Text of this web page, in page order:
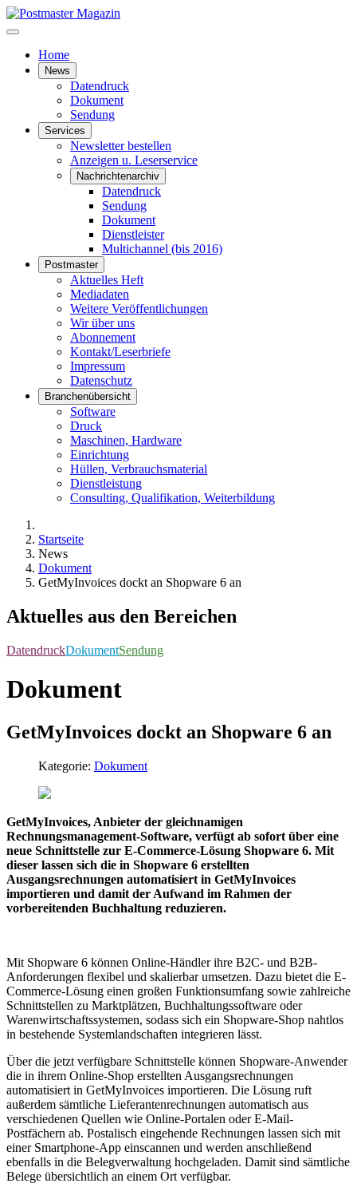
Home
News
Datendruck
Dokument
Sendung
Services
Newsletter bestellen
Anzeigen u. Leserservice
Nachrichtenarchiv
Datendruck
Sendung
Dokument
Dienstleister
Multichannel (bis 2016)
Postmaster
Aktuelles Heft
Mediadaten
Weitere Veröffentlichungen
Wir über uns
Abonnement
Kontakt/Leserbriefe
Impressum
Datenschutz
Branchenübersicht
Software
Druck
Maschinen, Hardware
Einrichtung
Hüllen, Verbrauchsmaterial
Dienstleistung
Consulting, Qualifikation, Weiterbildung
Startseite
News
Dokument
GetMyInvoices dockt an Shopware 6 an
Aktuelles aus den Bereichen
DatendruckDokumentSendung
Dokument
GetMyInvoices dockt an Shopware 6 an
Kategorie: Dokument
GetMyInvoices, Anbieter der gleichnamigen
Rechnungsmanagement-Software, verfügt ab sofort über eine
neue Schnittstelle zur E-Commerce-Lösung Shopware 6. Mit
dieser lassen sich die in Shopware 6 erstellten
Ausgangsrechnungen automatisiert in GetMyInvoices
importieren und damit der Aufwand im Rahmen der
vorbereitenden Buchhaltung reduzieren.
Mit Shopware 6 können Online-Händler ihre B2C- und B2B-
Anforderungen flexibel und skalierbar umsetzen. Dazu bietet die E-
Commerce-Lösung einen großen Funktionsumfang sowie zahlreiche
Schnittstellen zu Marktplätzen, Buchhaltungssoftware oder
Warenwirtschaftssystemen, sodass sich ein Shopware-Shop nahtlos
in bestehende Systemlandschaften integrieren lässt.
Über die jetzt verfügbare Schnittstelle können Shopware-Anwender
die in ihrem Online-Shop erstellten Ausgangsrechnungen
automatisiert in GetMyInvoices importieren. Die Lösung ruft
außerdem sämtliche Lieferantenrechnungen automatisch aus
verschiedenen Quellen wie Online-Portalen oder E-Mail-
Postfächern ab. Postalisch eingehende Rechnungen lassen sich mit
einer Smartphone-App einscannen und werden anschließend
ebenfalls in die Belegverwaltung hochgeladen. Damit sind sämtliche
Belege übersichtlich an einem Ort verfügbar.